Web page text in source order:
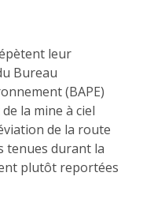
leur
Bureau
(BAPE)
la mine à ciel
de la route
tenues durant la
plutôt reportées